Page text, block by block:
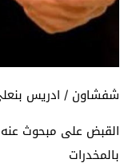
شفشاون / ادريس
القبض على مبحوث
بالمخدرات